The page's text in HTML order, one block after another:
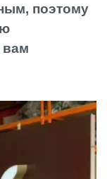
поэтому
вам